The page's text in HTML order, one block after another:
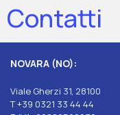
Contatti
NOVARA (NO):
Viale Gherzi 31, 28100
T +39 0321 33 44 44